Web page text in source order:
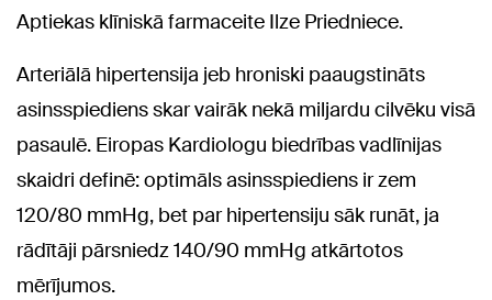
Aptiekas klīniskā farmaceite Ilze Priedniece.
Arteriālā hipertensija jeb hroniski paaugstināts
asinsspiediens skar vairāk nekā miljardu cilvēku visā
pasaulē. Eiropas Kardiologu biedrības vadlīnijas
skaidri definē: optimāls asinsspiediens ir zem
120/80 mmHg, bet par hipertensiju sāk runāt, ja
rādītāji pārsniedz 140/90 mmHg atkārtotos
mērījumos.